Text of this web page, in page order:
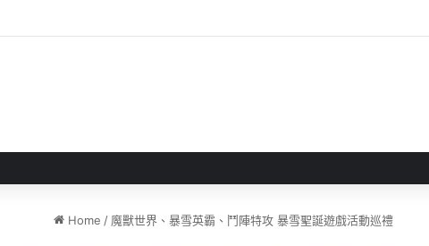
》 實機試玩報告 源義經將是事件的起源！？
Home / 魔獸世界、暴雪英霸、鬥陣特攻 暴雪聖誕遊戲活動巡禮